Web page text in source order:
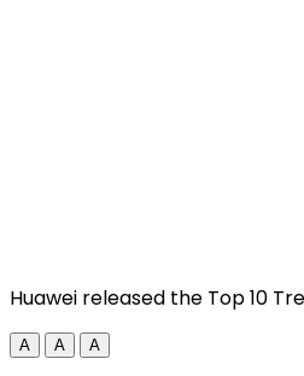
Huawei released the Top 10
A A A